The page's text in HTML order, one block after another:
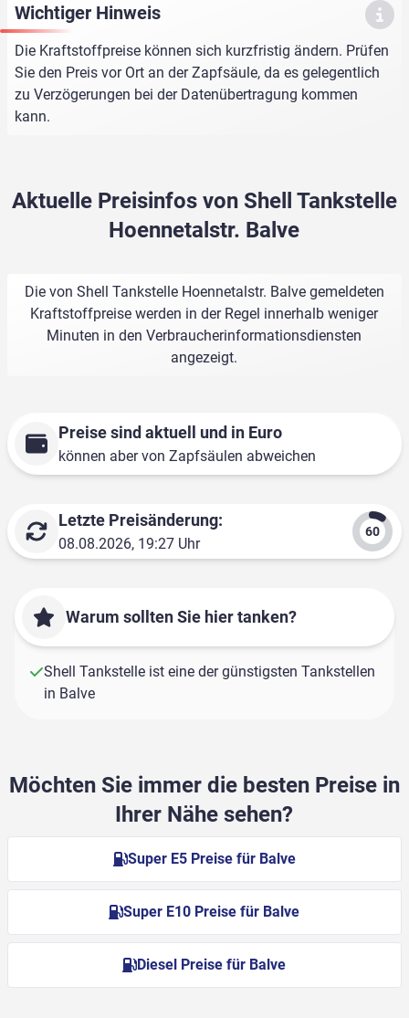
Wichtiger Hinweis
Die Kraftstoffpreise können sich kurzfristig ändern. Prüfen
Sie den Preis vor Ort an der Zapfsäule, da es gelegentlich
zu Verzögerungen bei der Datenübertragung kommen
kann.
Aktuelle Preisinfos von Shell Tankstelle
Hoennetalstr. Balve
Die von Shell Tankstelle Hoennetalstr. Balve gemeldeten
Kraftstoffpreise werden in der Regel innerhalb weniger
Minuten in den Verbraucherinformationsdiensten
angezeigt.
Preise sind aktuell und in Euro
können aber von Zapfsäulen abweichen
Letzte Preisänderung:
08.08.2026, 19:27 Uhr
Warum sollten Sie hier tanken?
Shell Tankstelle ist eine der günstigsten Tankstellen
in Balve
Möchten Sie immer die besten Preise in
Ihrer Nähe sehen?
Super E5 Preise für Balve
Super E10 Preise für Balve
Diesel Preise für Balve